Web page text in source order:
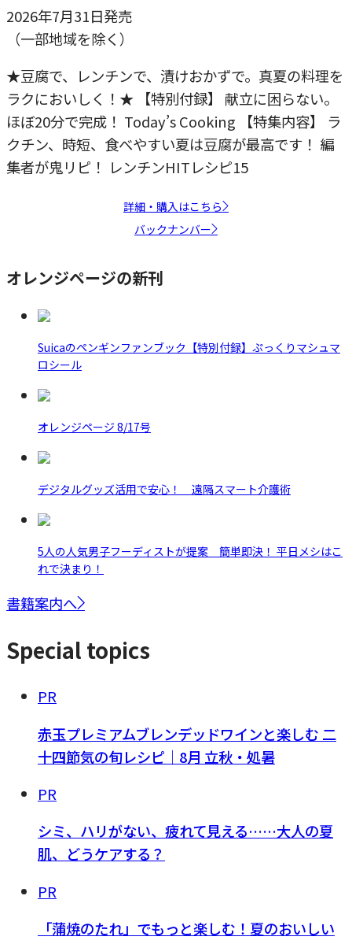
2026年7月31日発売
（一部地域を除く）
★豆腐で、レンチンで、漬けおかずで。真夏の料理を
ラクにおいしく！★ 【特別付録】 献立に困らない。
ほぼ20分で完成！ Today’s Cooking 【特集内容】 ラ
クチン、時短、食べやすい夏は豆腐が最高です！ 編
集者が鬼リピ！ レンチンHITレシピ15
詳細・購入はこちら
バックナンバー
オレンジページの新刊
Suicaのペンギンファンブック【特別付録】ぷっくりマシュマ
ロシール
オレンジページ 8/17号
デジタルグッズ活用で安心！ 遠隔スマート介護術
5人の人気男子フーディストが提案 簡単即決！ 平日メシはこ
れで決まり！
書籍案内へ
Special topics
PR
赤玉プレミアムブレンデッドワインと楽しむ 二
十四節気の旬レシピ｜8月 立秋・処暑
PR
シミ、ハリがない、疲れて見える……大人の夏
肌、どうケアする？
PR
「蒲焼のたれ」でもっと楽しむ！夏のおいしい